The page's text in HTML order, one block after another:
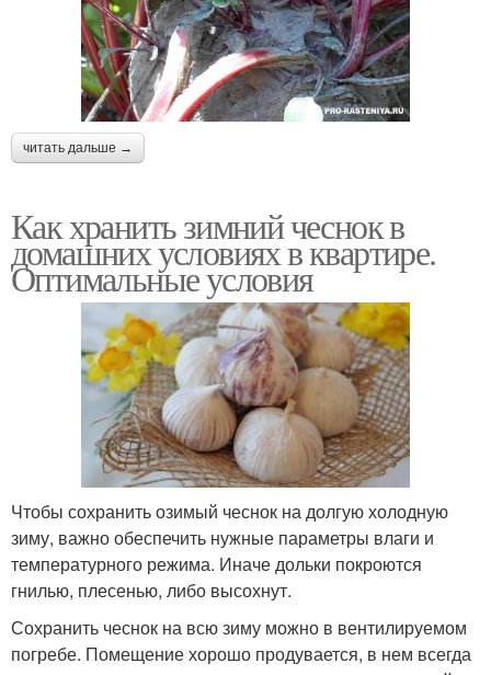
читать дальше →
Как хранить зимний чеснок в
домашних условиях в квартире.
Оптимальные условия
Чтобы сохранить озимый чеснок на долгую холодную
зиму, важно обеспечить нужные параметры влаги и
температурного режима. Иначе дольки покроются
гнилью, плесенью, либо высохнут.
Сохранить чеснок на всю зиму можно в вентилируемом
погребе. Помещение хорошо продувается, в нем всегда